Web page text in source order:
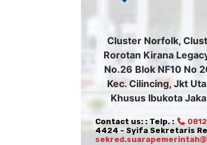
Cluster Norfolk,
Rorotan Kirana
No.26 Blok NF10 No
Kec. Cilincing, Jkt
Khusus Ibukota
Contact us: : Telp. :
4424 - Syifa Sekretaris